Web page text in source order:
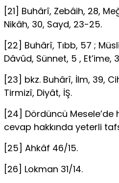
[21] Buhârî, Zebâih, 28,
Nikâh, 30, Sayd, 23-25.
[22] Buhârî, Tıbb, 57 ;
Dâvûd, Sünnet, 5 , Et’ime,
[23] bkz. Buhârî, İlm, 39,
Tirmizî, Diyât, İŞ.
[24] Dördüncü
cevap hakkında yeterli
[25] Ahkâf 46/15.
[26] Lokman 31/14.